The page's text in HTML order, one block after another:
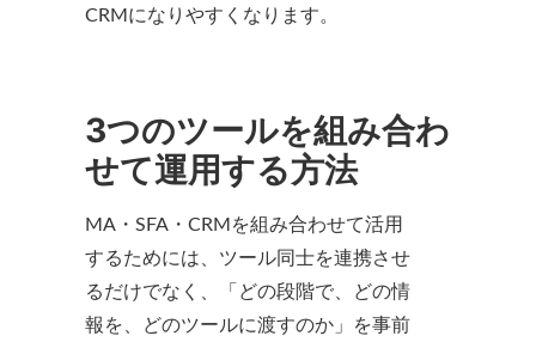
CRMになりやすくなります。
3つのツールを組み合わ
せて運用する方法
MA・SFA・CRMを組み合わせて活用
するためには、ツール同士を連携させ
るだけでなく、「どの段階で、どの情
報を、どのツールに渡すのか」を事前